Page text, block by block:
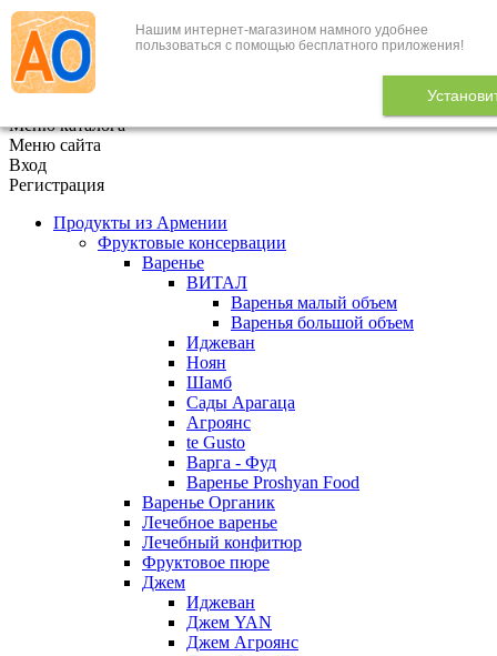
Нашим интернет-магазином намного удобнее
пользоваться с помощью бесплатного приложения!
+7 (495) 646-888-1
В корзине 0
Меню каталога
Меню сайта
Вход
Регистрация
Продукты из Армении
Фруктовые консервации
Варенье
ВИТАЛ
Варенья малый объем
Варенья большой объем
Иджеван
Ноян
Шамб
Сады Арагаца
Агроянс
te Gusto
Варга - Фуд
Варенье Proshyan Food
Варенье Органик
Лечебное варенье
Лечебный конфитюр
Фруктовое пюре
Джем
Иджеван
Джем YAN
Джем Агроянс